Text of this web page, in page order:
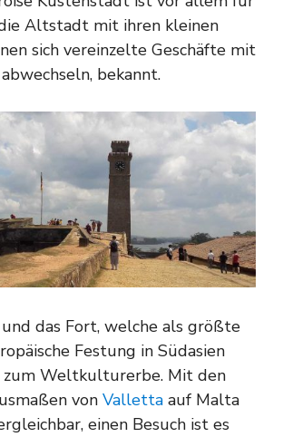
Altstadt mit ihren kleinen
sich vereinzelte Geschäfte mit
bekannt.
das Fort, welche als größte
Festung in Südasien
Weltkulturerbe. Mit den
von Valletta auf Malta
einen Besuch ist es